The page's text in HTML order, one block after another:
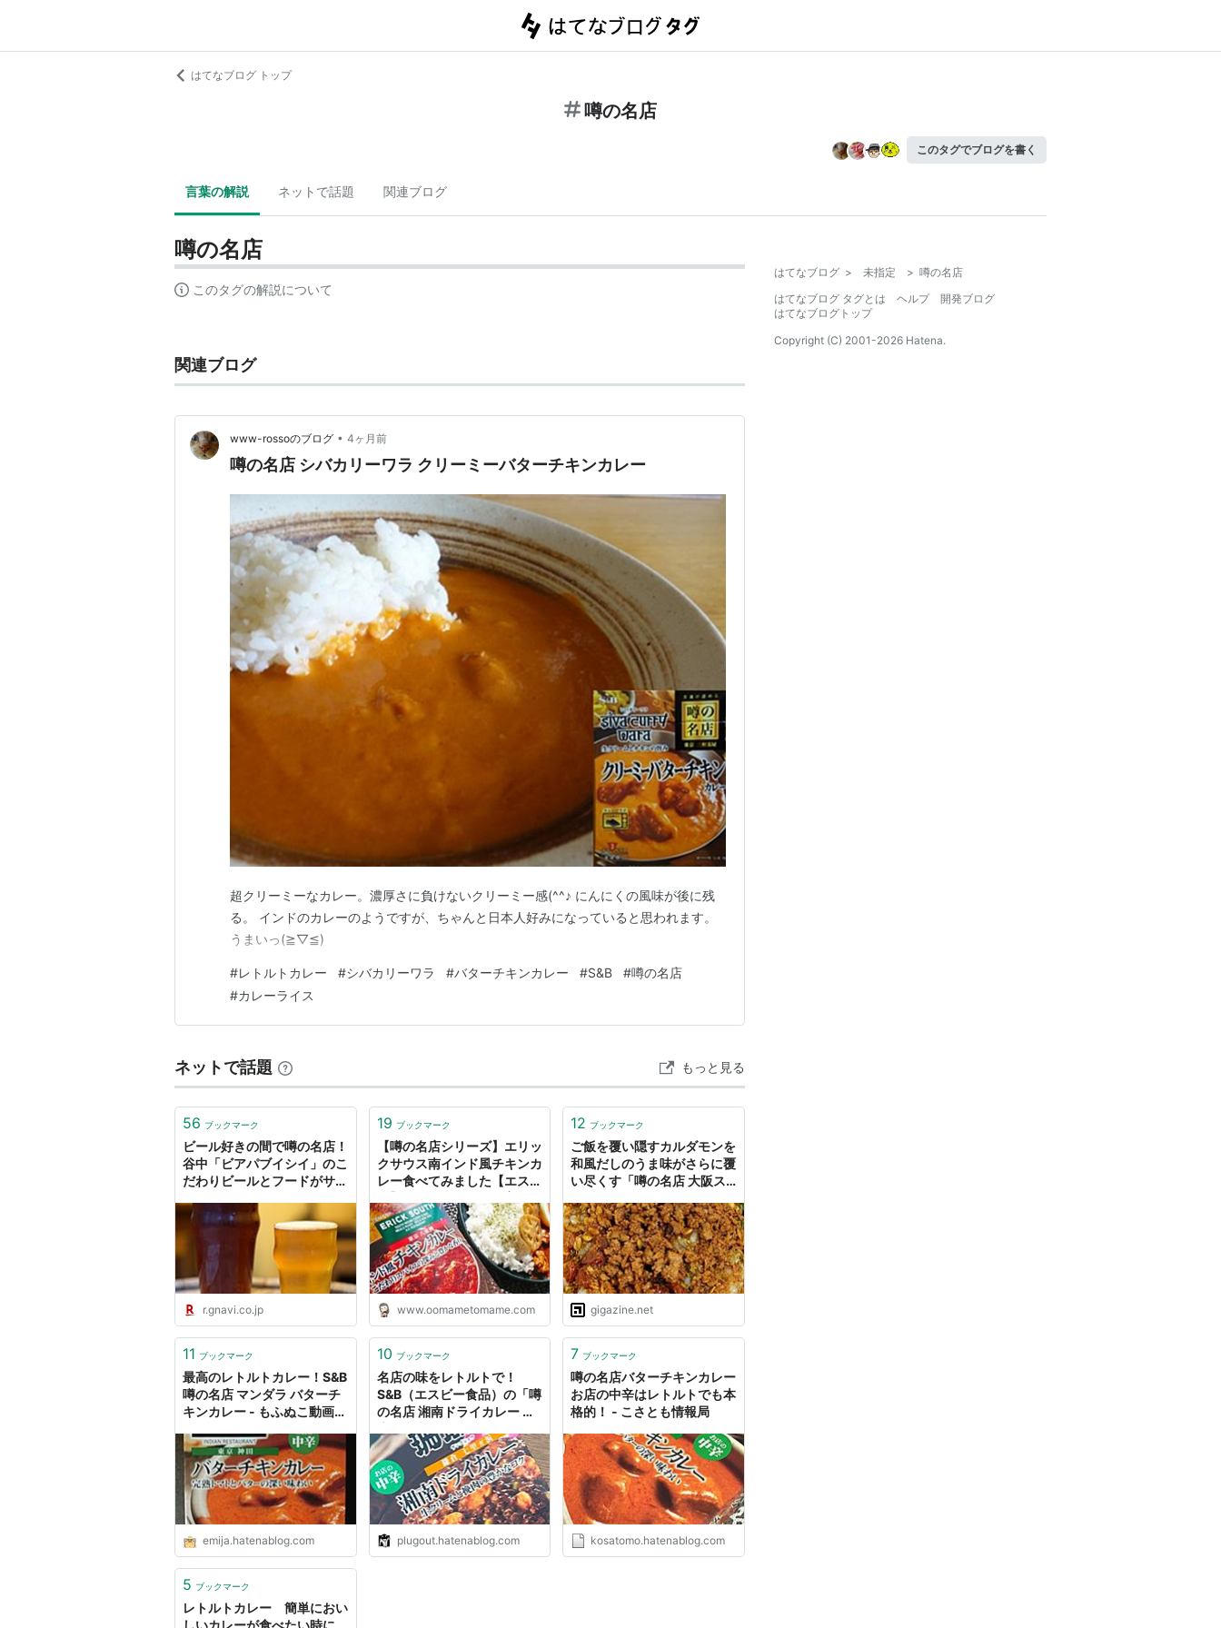
はてなブログ トップ
噂の名店
このタグでブログを書く
言葉の解説 ネットで話題 関連ブログ
噂の名店
このタグの解説について
関連ブログ
www-rossoのブログ • 4ヶ月前
噂の名店 シバカリーワラ クリーミーバターチキンカレー
超クリーミーなカレー。濃厚さに負けないクリーミー感(^^♪ にんにくの風味が後に残
る。 インドのカレーのようですが、ちゃんと日本人好みになっていると思われます。
うまいっ(≧▽≦)
#レトルトカレー #シバカリーワラ #バターチキンカレー #S&B #噂の名店
#カレーライス
ネットで話題 もっと見る
56 ブックマーク
ビール好きの間で噂の名店！
谷中「ビアパブイシイ」のこ
だわりビールとフードがサイ
なのごはん
r.gnavi.co.jp
19 ブックマーク
【噂の名店シリーズ】エリッ
クサウス南インド風チキンカ
レー食べてみました【エスビ
記
www.oomametomame.com
12 ブックマーク
ご飯を覆い隠すカルダモンを
和風だしのうま味がさらに覆
い尽くす「噂の名店 大阪ス
かく食べてみるべきレトルト
カレーの常識を破壊する逸品
gigazine.net
11 ブックマーク
最高のレトルトカレー！S&B
噂の名店 マンダラ バターチ
キンカレー - もふぬこ動画☆
emija.hatenablog.com
10 ブックマーク
名店の味をレトルトで！
S&B（エスビー食品）の「噂
の名店 湘南ドライカレー お
COFFEE－デジタルコーヒー
plugout.hatenablog.com
7 ブックマーク
噂の名店バターチキンカレー
お店の中辛はレトルトでも本
格的！ - こさとも情報局
kosatomo.hatenablog.com
5 ブックマーク
レトルトカレー 簡単におい
しいカレーが食べたい時に
はてなブログ > 未指定 > 噂の名店
はてなブログ タグとは
ヘルプ
開発ブログ
はてなブログトップ
Copyright (C) 2001-2026 Hatena.